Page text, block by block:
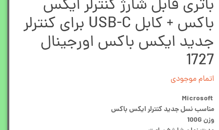
باتری قابل شارژ کنترلر ایکس
باکس + کابل USB-C برای کنترلر
جدید ایکس باکس اورجینال
1727
اتمام موجودی
مناسب نسل جدید کنترلر ایکس باکس
وزن 100G